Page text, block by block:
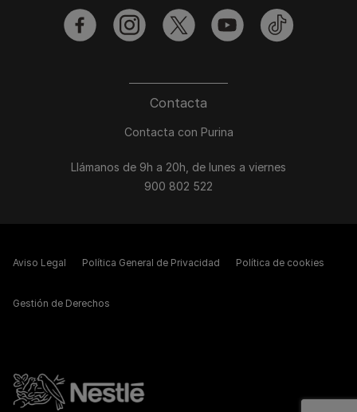
Contacta
Contacta con Purina
Llámanos de 9h a 20h, de lunes a viernes
900 802 522
facebookinstagramtwitter youtubetiktok
Aviso Legal Política General de Privacidad Política de cookies
Gestión de Derechos